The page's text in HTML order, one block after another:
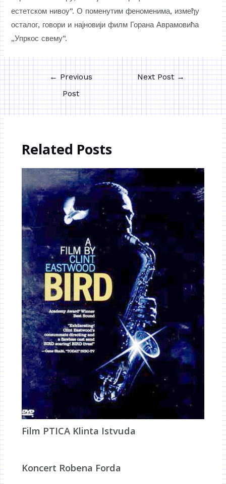
естетском нивоу“. О поменутим феноменима, између
осталог, говори и најновији филм Горана Аврамовића
„Упркос свему“.
←Previous
Post
Next Post→
Related Posts
Film PTICA Klinta Istvuda
Koncert Robena Forda